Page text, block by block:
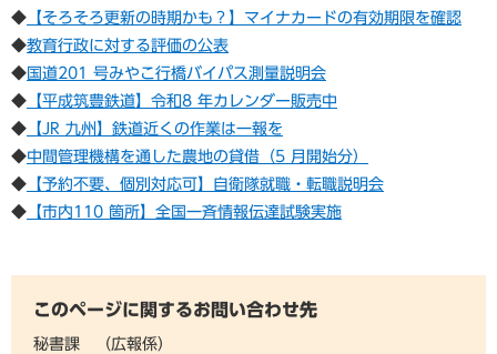
​◆ ​​​【そろそろ更新の時期かも？】マイナカードの有効期限を確認
​◆教育行政に対する評価の公表
​◆国道201 号みやこ行橋バイパス測量説明会
​◆ 【平成筑豊鉄道】令和8 年カレンダー販売中
​◆ 【JR 九州】​鉄道近くの作業は一報を
​◆中間管理機構を通した農地の貸借（5 月開始分）
​◆ 【予約不要、個別対応可】自衛隊就職・転職説明会
​◆ 【市内110 箇所】全国一斉情報伝達試験実施
このページに関するお問い合わせ先
秘書課
広報係